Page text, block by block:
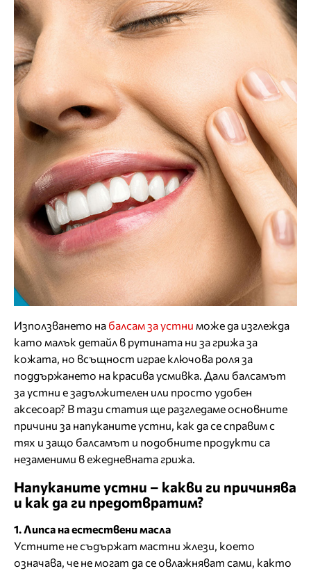
Използването на балсам за устни може да изглежда
като малък детайл в рутината ни за грижа за
кожата, но всъщност играе ключова роля за
поддържането на красива усмивка. Дали балсамът
за устни е задължителен или просто удобен
аксесоар? В тази статия ще разгледаме основните
причини за напуканите устни, как да се справим с
тях и защо балсамът и подобните продукти са
незаменими в ежедневната грижа.
Напуканите устни – какви ги причинява
и как да ги предотвратим?
1. Липса на естествени масла
Устните не съдържат мастни жлези, което
означава, че не могат да се овлажняват сами, както